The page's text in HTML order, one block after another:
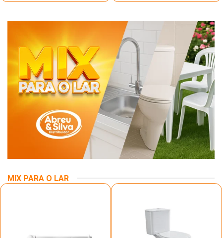
MIX PARA O LAR